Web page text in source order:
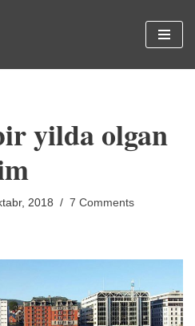
yilda olgan
2018 7 Comments